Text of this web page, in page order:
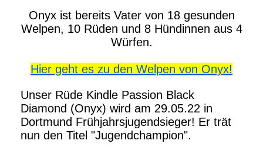
Onyx ist bereits Vater von 18 gesunden
Welpen, 10 Rüden und 8 Hündinnen aus 4
Würfen.
Hier geht es zu den Welpen von Onyx!
Unser Rüde Kindle Passion Black
Diamond (Onyx) wird am 29.05.22 in
Dortmund Frühjahrsjugendsieger! Er trät
nun den Titel "Jugendchampion".